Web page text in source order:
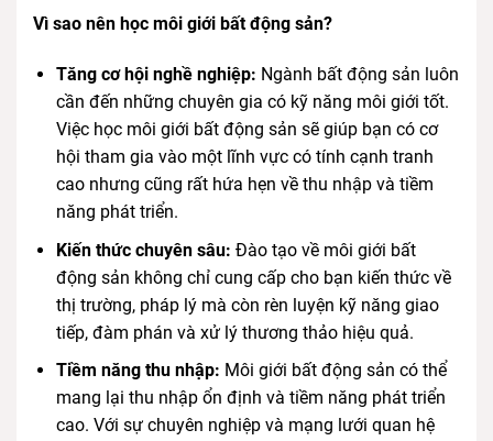
Vì sao nên học môi giới bất động sản?
Tăng cơ hội nghề nghiệp: Ngành bất động sản luôn
cần đến những chuyên gia có kỹ năng môi giới tốt.
Việc học môi giới bất động sản sẽ giúp bạn có cơ
hội tham gia vào một lĩnh vực có tính cạnh tranh
cao nhưng cũng rất hứa hẹn về thu nhập và tiềm
năng phát triển.
Kiến thức chuyên sâu: Đào tạo về môi giới bất
động sản không chỉ cung cấp cho bạn kiến thức về
thị trường, pháp lý mà còn rèn luyện kỹ năng giao
tiếp, đàm phán và xử lý thương thảo hiệu quả.
Tiềm năng thu nhập: Môi giới bất động sản có thể
mang lại thu nhập ổn định và tiềm năng phát triển
cao. Với sự chuyên nghiệp và mạng lưới quan hệ